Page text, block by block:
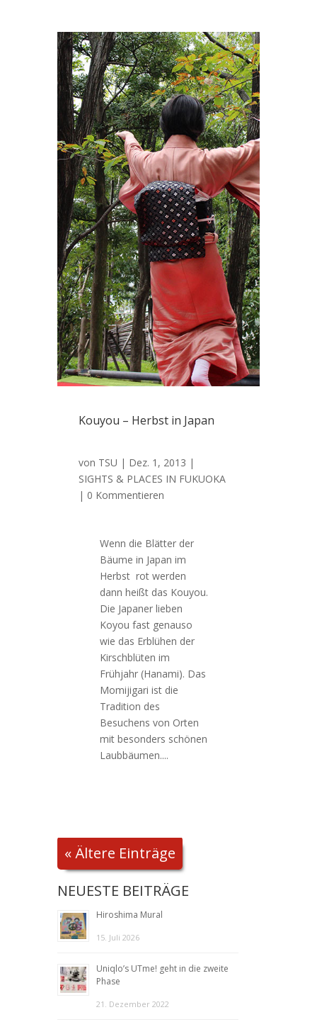
Kouyou – Herbst in Japan
von TSU | Dez. 1, 2013 |
SIGHTS & PLACES IN FUKUOKA
| 0 Kommentieren
Wenn die Blätter der
Bäume in Japan im
Herbst rot werden
dann heißt das Kouyou.
Die Japaner lieben
Koyou fast genauso
wie das Erblühen der
Kirschblüten im
Frühjahr (Hanami). Das
Momijigari ist die
Tradition des
Besuchens von Orten
mit besonders schönen
Laubbäumen....
« Ältere Einträge
NEUESTE BEITRÄGE
Hiroshima Mural
15. Juli 2026
Uniqlo’s UTme! geht in die zweite
Phase
21. Dezember 2022